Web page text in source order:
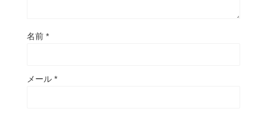
名前 *
メール *